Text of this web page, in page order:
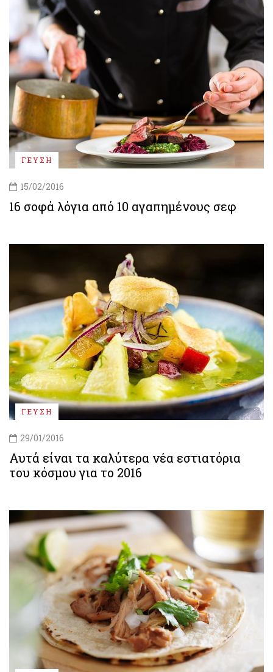
ΓΕΥΣΗ
15/02/2016
16 σοφά λόγια από 10 αγαπημένους σεφ
ΓΕΥΣΗ
29/01/2016
Αυτά είναι τα καλύτερα νέα εστιατόρια
του κόσμου για το 2016